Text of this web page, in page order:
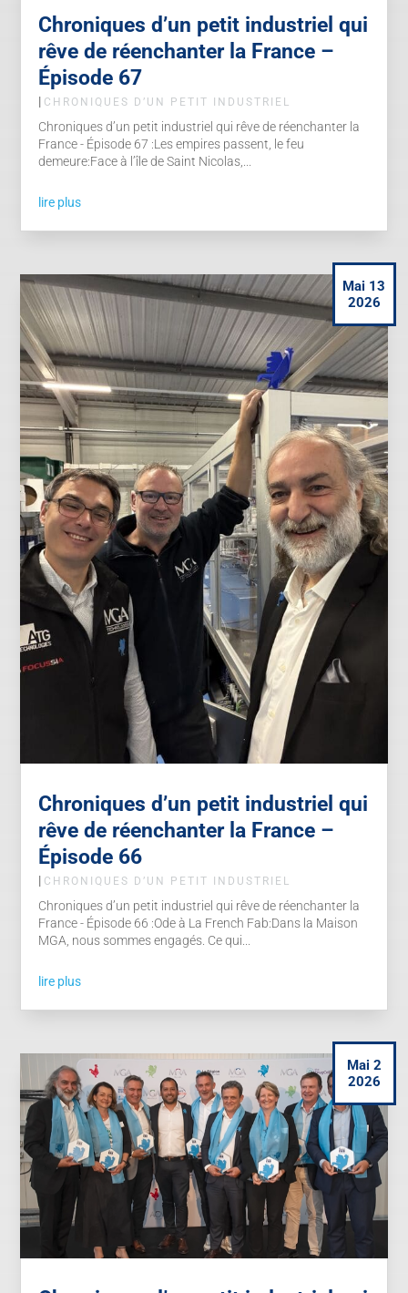
Chroniques d’un petit industriel qui
rêve de réenchanter la France –
Épisode 67
| CHRONIQUES D’UN PETIT INDUSTRIEL
Chroniques d’un petit industriel qui rêve de réenchanter la
France - Épisode 67 :Les empires passent, le feu
demeure:Face à l’île de Saint Nicolas,...
lire plus
Chroniques d’un petit industriel qui
rêve de réenchanter la France –
Épisode 66
Mai 13
2026
| CHRONIQUES D’UN PETIT INDUSTRIEL
Chroniques d’un petit industriel qui rêve de réenchanter la
France - Épisode 66 :Ode à La French Fab:Dans la Maison
MGA, nous sommes engagés. Ce qui...
lire plus
Mai 2
2026